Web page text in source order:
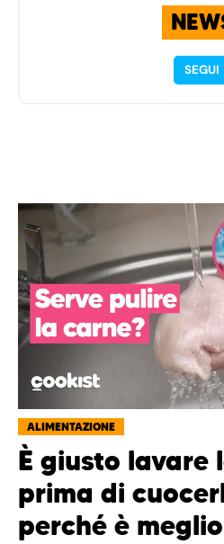
SEGUI
ALIMENTAZIONE
È giusto lavare
prima di
perché è